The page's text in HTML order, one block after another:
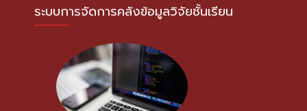
ระบบการจัดการคลังข้อมูลวิจัยชั้นเรียน